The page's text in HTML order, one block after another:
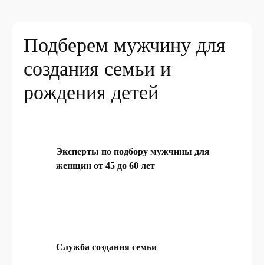
Подберем мужчину для
создания семьи и
рождения детей
Эксперты по подбору мужчины для
женщин от 45 до 60 лет
Служба создания семьи